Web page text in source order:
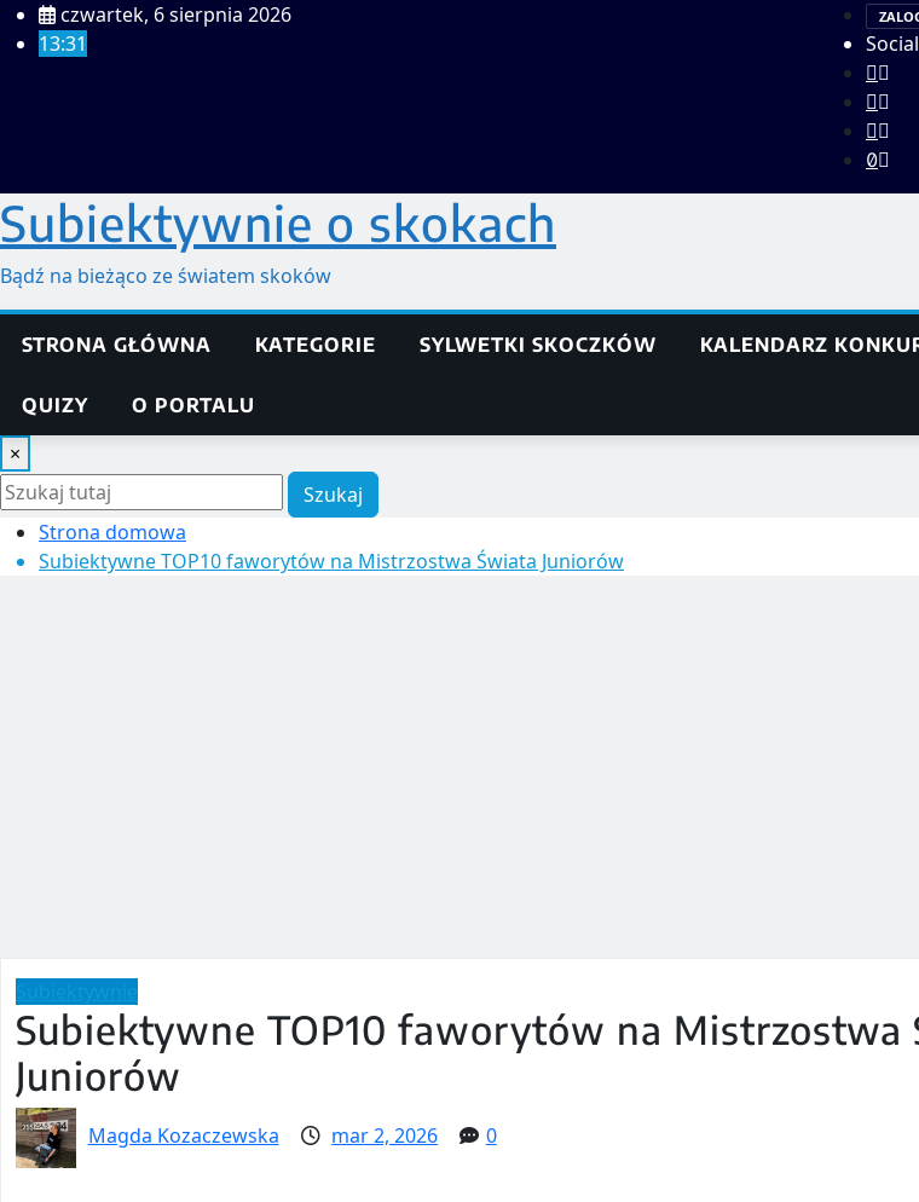
Przeskocz
do
czwartek, 6 sierpnia 2026
13:31
Subiektywnie o skokach
Bądź na bieżąco ze światem skoków
STRONA GŁÓWNA KATEGORIE SYLWETKI SKOCZKÓW KALENDARZ
QUIZY O PORTALU
×
Szukaj
Strona domowa
Subiektywne TOP10 faworytów na Mistrzostwa Świata Juniorów
Subiektywne TOP10 faworytów na Mistrzostwa
Juniorów
Magda Kozaczewska mar 2, 2026 0